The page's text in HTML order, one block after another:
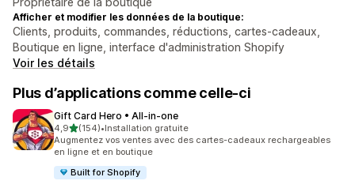
Afficher et modifier les données de la boutique:
Clients, produits, commandes, réductions, cartes-cadeaux,
Boutique en ligne, interface d'administration Shopify
Voir les détails
Plus d’applications comme celle-ci
Gift Card Hero • All‑in‑one
4,9étoile(s) sur 5
(154)
154 avis au total
•Installation gratuite
Augmentez vos ventes avec des cartes-cadeaux rechargeables
en ligne et en boutique
Built for Shopify